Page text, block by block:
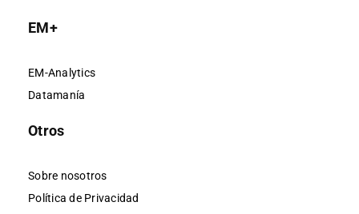
EM+
EM-Analytics
Datamanía
Otros
Sobre nosotros
Política de Privacidad